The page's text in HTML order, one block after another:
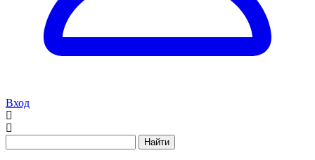
Вход
Найти